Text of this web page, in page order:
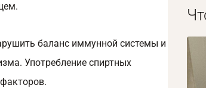
баланс иммунной системы и
Употребление спиртных